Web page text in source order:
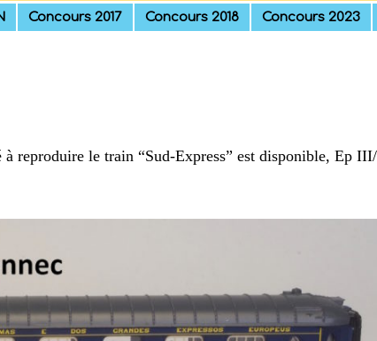
Concours 2017 Concours 2018 Concours 2023
reproduire le train “Sud-Express” est disponible, Ep